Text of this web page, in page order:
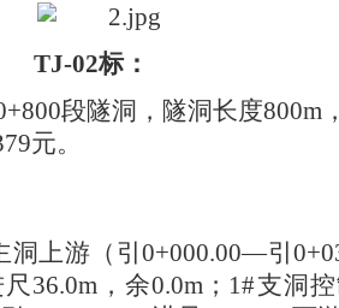
TJ-02标：
段隧洞，隧洞长度800m
元。
洞上游（引0+000.00—引
36.0m，余0.0m；1#支洞